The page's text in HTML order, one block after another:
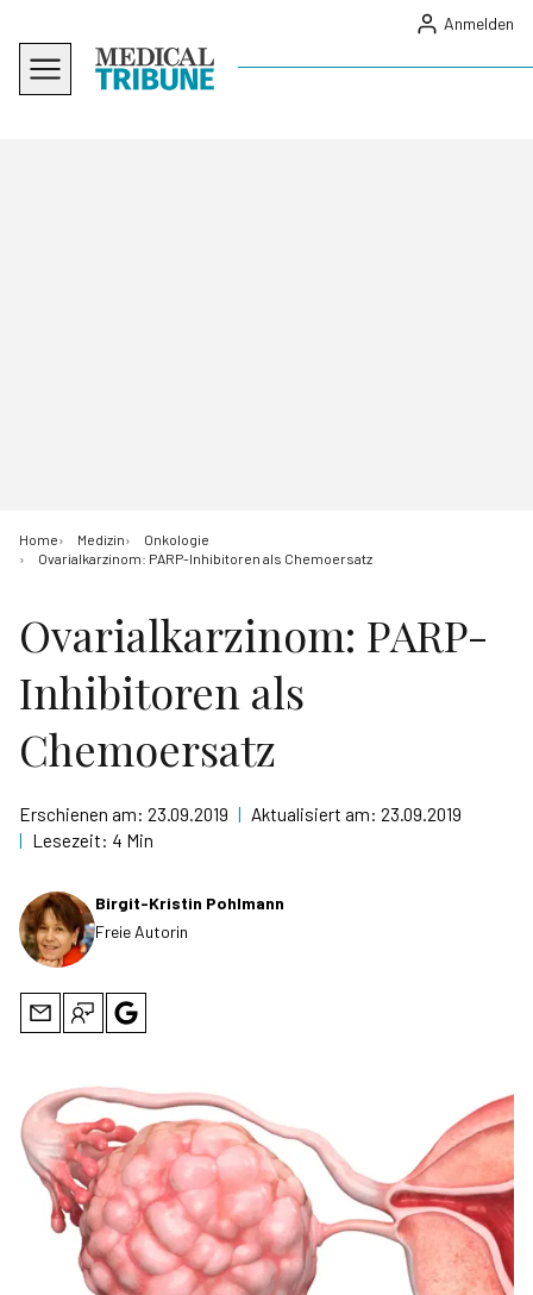
Anmelden
Home Medizin
Onkologie
Ovarialkarzinom: PARP-Inhibitoren als Chemoersatz
Ovarialkarzinom: PARP-
Inhibitoren als
Chemoersatz
Erschienen am: 23.09.2019 | Aktualisiert am: 23.09.2019
| Lesezeit: 4 Min
Birgit-Kristin Pohlmann
Freie Autorin